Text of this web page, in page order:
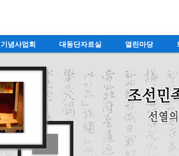
기념사업회 대동단자료실 열린마당